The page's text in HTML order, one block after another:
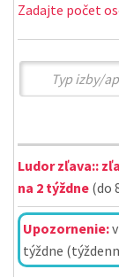
Zadajte počet
Ludor zľava::
na 2 týždne (do
Upozornenie:
týždne